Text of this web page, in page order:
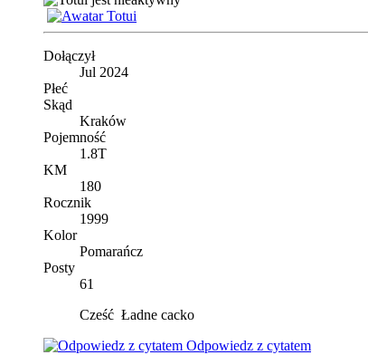
Dołączył
Jul 2024
Płeć
Skąd
Kraków
Pojemność
1.8T
KM
180
Rocznik
1999
Kolor
Pomarańcz
Posty
61
Cześć Ładne cacko
Odpowiedz z cytatem